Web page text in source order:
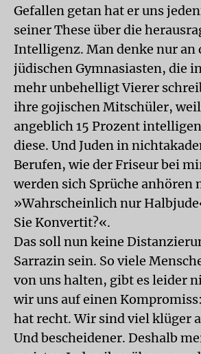
Gefallen getan hat er uns
seiner These über die
Intelligenz. Man denke nur an
jüdischen Gymnasiasten, die
mehr unbehelligt Vierer
ihre gojischen Mitschüler,
angeblich 15 Prozent
diese. Und Juden in
Berufen, wie der Friseur bei
werden sich Sprüche anhören
»Wahrscheinlich nur
Sie Konvertit?«.
Das soll nun keine
Sarrazin sein. So viele
von uns halten, gibt es leider
wir uns auf einen
hat recht. Wir sind viel klüger
Und bescheidener. Deshalb